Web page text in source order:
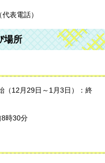
表電話）
場所
（12月29日～1月3日）：終
8時30分